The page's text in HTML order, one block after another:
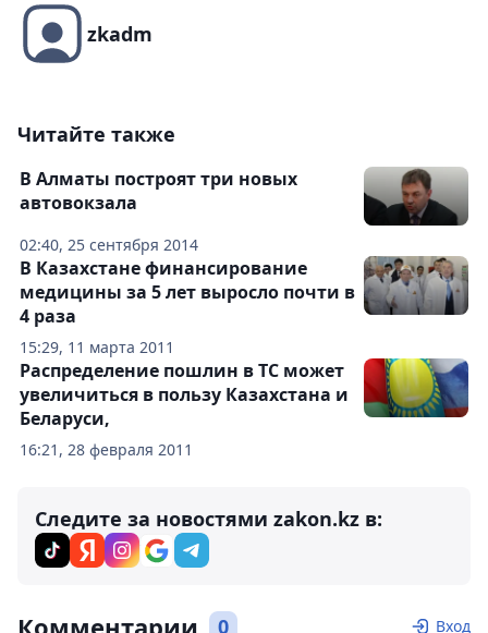
zkadm
Читайте также
02:40, 25 сентября 2014
В Алматы построят три новых
автовокзала
15:29, 11 марта 2011
В Казахстане финансирование
медицины за 5 лет выросло почти в
4 раза
16:21, 28 февраля 2011
Распределение пошлин в ТС может
увеличиться в пользу Казахстана и
Беларуси,
Следите за новостями zakon.kz в:
Комментарии 0 Вход